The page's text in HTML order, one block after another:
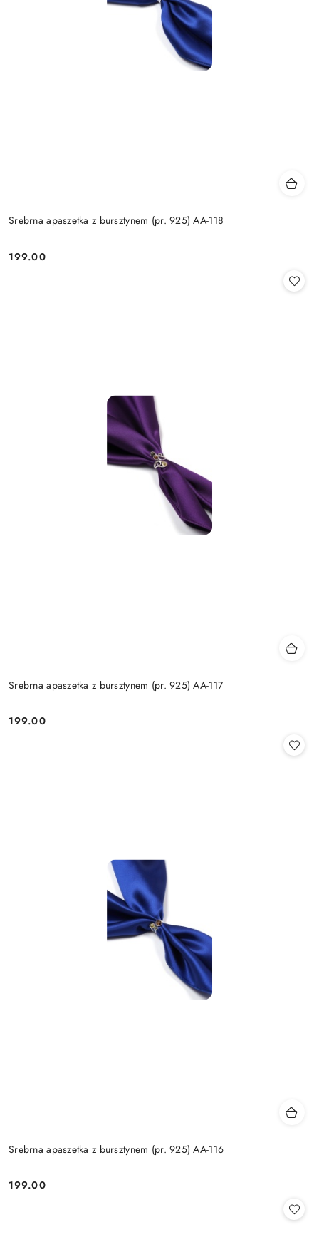
Srebrna apaszetka z bursztynem (pr. 925) AA-118
Cena:
199.00
Srebrna apaszetka z bursztynem (pr. 925) AA-117
Cena:
199.00
Srebrna apaszetka z bursztynem (pr. 925) AA-116
Cena:
199.00